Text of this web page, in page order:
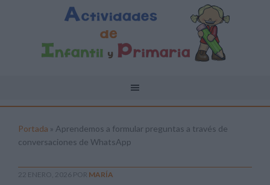
Portada » Aprendemos a formular preguntas a través de
conversaciones de WhatsApp
22 ENERO, 2026 POR MARÍA